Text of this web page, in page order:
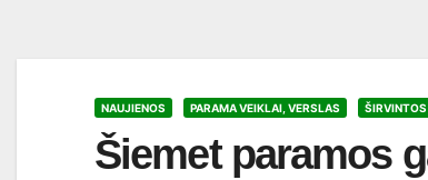
NAUJIENOS PARAMA VEIKLAI, VERSLAS ŠIRVINTOS
Šiemet paramos